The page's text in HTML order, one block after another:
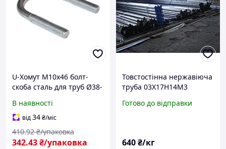
U-Хомут М10х46 болт-
скоба сталь для труб Ø38-
цинк (5 шт.)
[937000000937U04601]
DIN3570A Metalvis
В наявності
від34₴/міс
342.43₴/упаковка
410.92 ₴/упаковка
Товстостінна нержавіюча
труба 03Х17Н14М3
Готово до відправки
640₴/кг